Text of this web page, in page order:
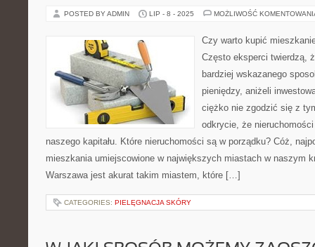
POSTED BY ADMIN LIP - 8 - 2025 MOŻLIWOŚĆ
Czy warto kupić
Często eksperci twierdzą,
bardziej wskazanego
pieniędzy, aniżeli
ciężko nie zgodzić się z
odkrycie, że
naszego kapitału. Które nieruchomości są w porządku? Cóż,
mieszkania umiejscowione w największych miastach w naszym
Warszawa jest akurat takim miastem, które […]
CATEGORIES: PIELĘGNACJA SKÓRY